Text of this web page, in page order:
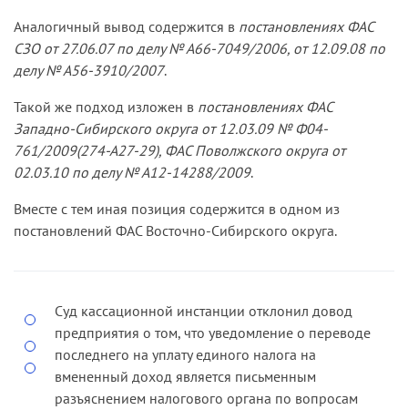
также несвоевременное представление
налогового расчета по авансовым платежам по
налогу на имущество за 9 месяцев 2007 года.
На основании названного решения инспекция
выставила обществу требование, которым
предложила в добровольном порядке уплатить
указанную сумму штрафов.
Общество, считая требование налогового
органа незаконным, обжаловало его в
рассматривалось.
ФАС СЗО, оставляя решение без изменения,
сослался на то, что применение заявителем
упрощенной системы налогообложения на
Аналогичный вывод содержится в постановлениях ФАС
СЗО от 27.06.07 по делу № А66-7049/2006, от 12.09.08 по
делу № А56-3910/2007.
Такой же подход изложен в постановлениях ФАС
Западно-Сибирского округа от 12.03.09 № Ф04-
761/2009(274-А27-29), ФАС Поволжского округа от
02.03.10 по делу № А12-14288/2009.
Вместе с тем иная позиция содержится в одном из
постановлений ФАС Восточно-Сибирского округа.
Суд кассационной инстанции отклонил довод
предприятия о том, что уведомление о переводе
последнего на уплату единого налога на
вмененный доход является письменным
разъяснением налогового органа по вопросам